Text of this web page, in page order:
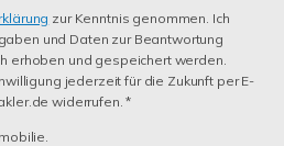
zur Kenntnis genommen. Ich
und Daten zur Beantwortung
erhoben und gespeichert werden.
jederzeit für die Zukunft per E-
widerrufen. *